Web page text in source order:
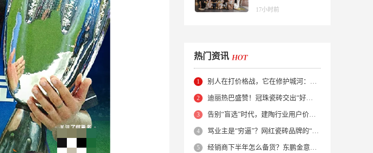
发布媒体见面会圆满
17小时前
热门资讯
别人在打价格战，它在修护城河：新明珠岩板的逆势密码
迪丽热巴盛赞！冠珠瓷砖交出“好房子”的标准答卷
告别“盲选”时代，建陶行业用户价值正在被改写！
骂业主是“穷逼”？网红瓷砖品牌的“真实面目”被揭开了！
经销商下半年怎么备货？东鹏金意陶马可波罗等10大品牌集体亮剑